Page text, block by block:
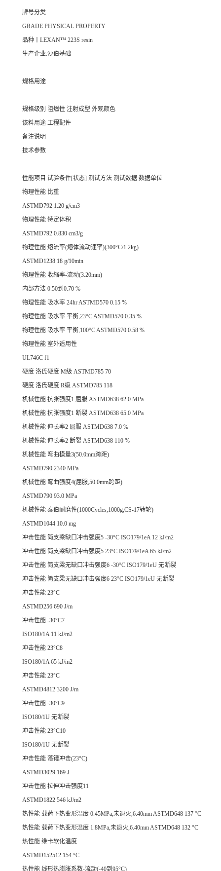
牌号分类
GRADE PHYSICAL PROPERTY
品种丨LEXAN™ 223S resin
生产企业:沙伯基础
规格用途
规格级别 阻燃性 注射成型 外观颜色
该料用途 工程配件
备注说明
技术参数
性能项目 试验条件[状态] 测试方法 测试数据 数据单位
物理性能 比重
ASTMD792 1.20 g/cm3
物理性能 特定体积
ASTMD792 0.830 cm3/g
物理性能 熔流率(熔体流动速率)(300°C/1.2kg)
ASTMD1238 18 g/10min
物理性能 收缩率-流动(3.20mm)
内部方法 0.50到0.70 %
物理性能 吸水率 24hr ASTMD570 0.15 %
物理性能 吸水率 平衡,23°C ASTMD570 0.35 %
物理性能 吸水率 平衡,100°C ASTMD570 0.58 %
物理性能 室外适用性
UL746C f1
硬度 洛氏硬度 M级 ASTMD785 70
硬度 洛氏硬度 R级 ASTMD785 118
机械性能 抗张强度1 屈服 ASTMD638 62.0 MPa
机械性能 抗张强度1 断裂 ASTMD638 65.0 MPa
机械性能 伸长率2 屈服 ASTMD638 7.0 %
机械性能 伸长率2 断裂 ASTMD638 110 %
机械性能 弯曲模量3(50.0mm跨距)
ASTMD790 2340 MPa
机械性能 弯曲强度4(屈服,50.0mm跨距)
ASTMD790 93.0 MPa
机械性能 泰伯耐磨性(1000Cycles,1000g,CS-17转轮)
ASTMD1044 10.0 mg
冲击性能 简支梁缺口冲击强度5 -30°C ISO179/1eA 12 kJ/m2
冲击性能 简支梁缺口冲击强度5 23°C ISO179/1eA 65 kJ/m2
冲击性能 简支梁无缺口冲击强度6 -30°C ISO179/1eU 无断裂
冲击性能 简支梁无缺口冲击强度6 23°C ISO179/1eU 无断裂
冲击性能 23°C
ASTMD256 690 J/m
冲击性能 -30°C7
ISO180/1A 11 kJ/m2
冲击性能 23°C8
ISO180/1A 65 kJ/m2
冲击性能 23°C
ASTMD4812 3200 J/m
冲击性能 -30°C9
ISO180/1U 无断裂
冲击性能 23°C10
ISO180/1U 无断裂
冲击性能 落锤冲击(23°C)
ASTMD3029 169 J
冲击性能 拉伸冲击强度11
ASTMD1822 546 kJ/m2
热性能 载荷下热变形温度 0.45MPa,未退火,6.40mm ASTMD648 137 °C
热性能 载荷下热变形温度 1.8MPa,未退火,6.40mm ASTMD648 132 °C
热性能 维卡软化温度
ASTMD152512 154 °C
热性能 线形热膨胀系数-流动(-40到95°C)